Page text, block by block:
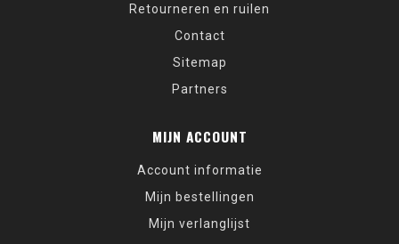
Retourneren en ruilen
Contact
Sitemap
Partners
MIJN ACCOUNT
Account informatie
Mijn bestellingen
Mijn verlanglijst